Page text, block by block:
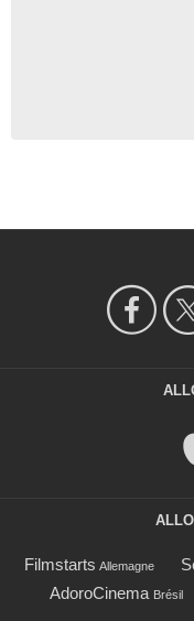
Filmstarts Allemagne
AdoroCinema Brésil